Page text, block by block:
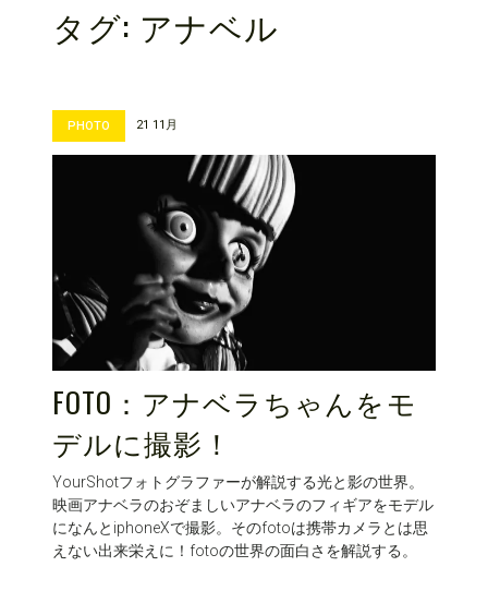
タグ: アナベル
PHOTO 21 11月
FOTO：アナベラちゃんをモ
デルに撮影！
YourShotフォトグラファーが解説する光と影の世界。
映画アナベラのおぞましいアナベラのフィギアをモデル
になんとiphoneXで撮影。そのfotoは携帯カメラとは思
えない出来栄えに！fotoの世界の面白さを解説する。